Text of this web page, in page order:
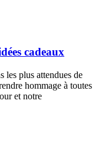
cadeaux
les plus attendues de
hommage à toutes
et notre